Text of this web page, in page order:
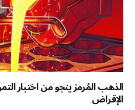
الذهب المُرمز ينجو من اختبار
الإقراض